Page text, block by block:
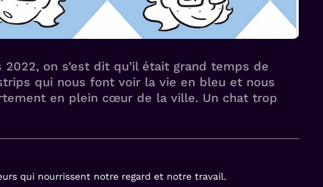
on s’est dit qu’il était grand temps de
qui nous font voir la vie en bleu et nous
en plein cœur de la ville. Un chat trop
qui nourrissent notre regard et notre travail.